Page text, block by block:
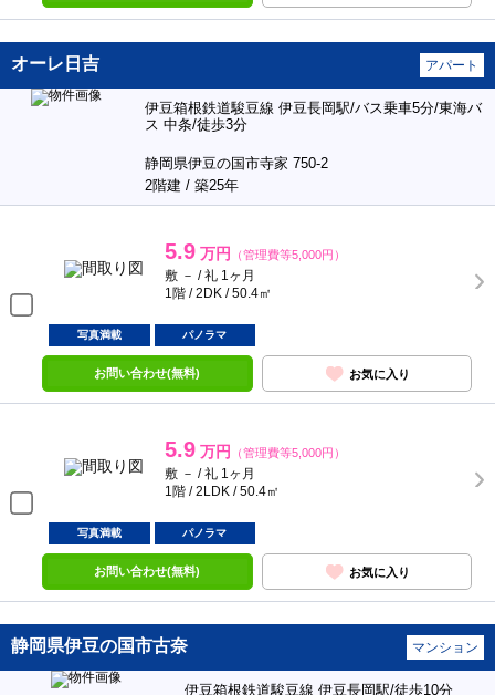
オーレ日吉 アパート
伊豆箱根鉄道駿豆線 伊豆長岡駅/バス乗車5分/東海バ
ス 中条/徒歩3分
静岡県伊豆の国市寺家 750-2
2階建 / 築25年
5.9 万円 （管理費等5,000円）
敷 － / 礼 1ヶ月
1階 / 2DK / 50.4㎡
写真満載 パノラマ
お問い合わせ(無料) お気に入り
5.9 万円 （管理費等5,000円）
敷 － / 礼 1ヶ月
1階 / 2LDK / 50.4㎡
写真満載 パノラマ
お問い合わせ(無料) お気に入り
静岡県伊豆の国市古奈 マンション
伊豆箱根鉄道駿豆線 伊豆長岡駅/徒歩10分